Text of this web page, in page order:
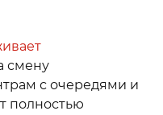
смену
с очередями и
полностью